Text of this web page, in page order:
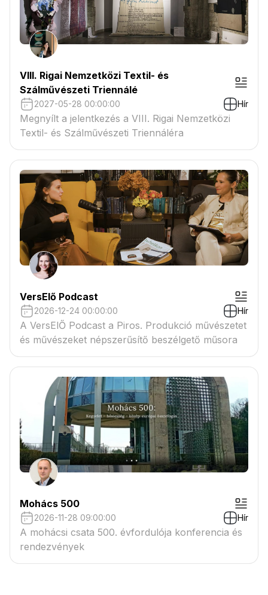
VIII. Rigai Nemzetközi Textil- és
Szálművészeti Triennálé
2027-05-28 00:00:00 Hír
Megnyílt a jelentkezés a VIII. Rigai Nemzetközi
Textil- és Szálművészeti Triennáléra
VersElő Podcast
2026-12-24 00:00:00 Hír
A VersElŐ Podcast a Piros. Produkció művészetet
és művészeket népszerűsítő beszélgető műsora
Mohács 500
2026-11-28 09:00:00 Hír
A mohácsi csata 500. évfordulója konferencia és
rendezvények